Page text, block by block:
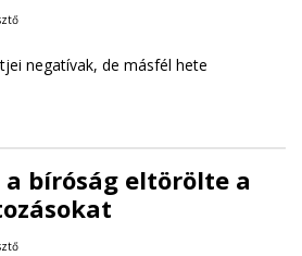
negatívak, de másfél hete
bíróság eltörölte a